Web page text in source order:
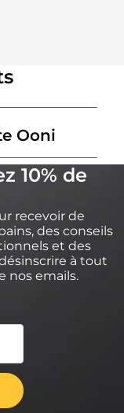
Ooni
10% de
recevoir de
des conseils
et des
à tout
nos emails.